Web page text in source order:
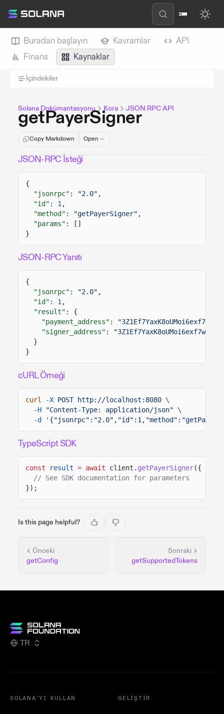
Buradan başlayın Kavramlar
API
Finans
Kaynaklar
İçindekiler
Solana Dokümantasyonu Kora JSON RPC API
getPayerSigner
Copy Markdown Open
JSON-RPC İsteği
{
"jsonrpc" : "2.0" ,
"id" : 1 ,
"method" : "getPayerSigner" ,
"params" : []
}
JSON-RPC Yanıtı
{
"jsonrpc" : "2.0" ,
"id" : 1 ,
"result" : {
"payment_address" :
"signer_address" :
}
}
cURL Örneği
curl -X POST http://localhost:8080 \
-H
"Content-Type: application/json" \
-d
TypeScript SDK
const result = await client. getPayerSigner({
// See SDK documentation for parameters
});
Is this page helpful?
Önceki
getConfig
Sonraki
getSupportedTokens
TR
SOLANA'YI KULLAN GELIŞTIR